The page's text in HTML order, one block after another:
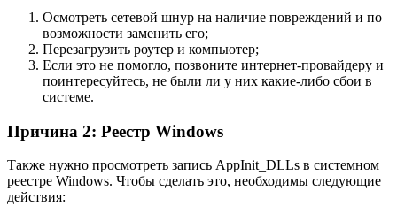
Осмотреть сетевой шнур на наличие повреждений и по
возможности заменить его;
Перезагрузить роутер и компьютер;
Если это не помогло, позвоните интернет-провайдеру и
поинтересуйтесь, не были ли у них какие-либо сбои в
системе.
Причина 2: Реестр Windows
Также нужно просмотреть запись AppInit_DLLs в системном
реестре Windows. Чтобы сделать это, необходимы следующие
действия: